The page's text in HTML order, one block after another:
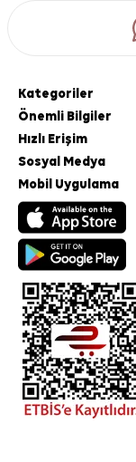
Kategoriler
Önemli Bilgiler
Hızlı Erişim
Sosyal Medya
Mobil Uygulama